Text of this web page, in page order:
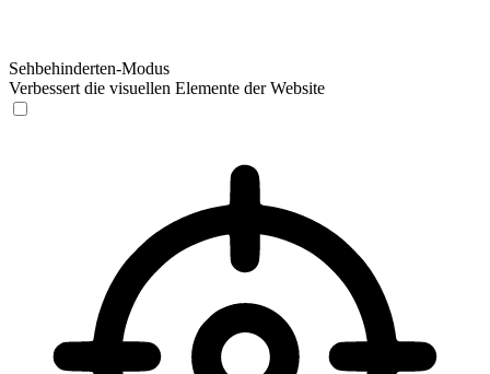
Sehbehinderten-Modus
Verbessert die visuellen Elemente der Website